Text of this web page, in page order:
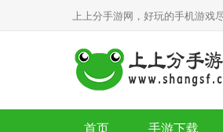
上上分手游网，好玩的手机游戏
首页 手游下载